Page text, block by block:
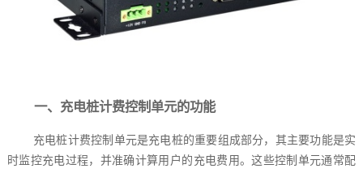
一、充电桩计费控制单元的功能
充电桩计费控制单元是充电桩的重要组成部分，其主要功能是实
时监控充电过程，并准确计算用户的充电费用。这些控制单元通常配